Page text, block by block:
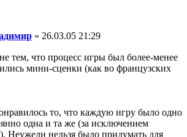
» 26.03.05 21:29
тем, что процесс игры был более-менее
мини-сценки (как во французских
то, что каждую игру было одно
одна и та же (за исключением
Неужели нельзя было придумать для